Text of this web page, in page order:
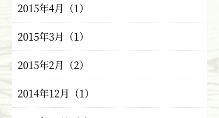
2015年4月（1）
2015年3月（1）
2015年2月（2）
2014年12月（1）